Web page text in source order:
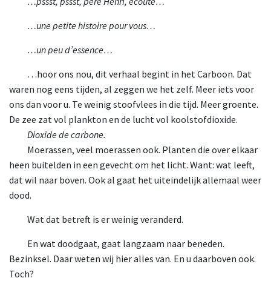
…une petite histoire pour vous…
…un peu d’essence…
…hoor ons nou, dit verhaal begint in het Carboon. Dat
waren nog eens tijden, al zeggen we het zelf. Meer iets voor
ons dan voor u. Te weinig stoofvlees in die tijd. Meer groente.
De zee zat vol plankton en de lucht vol koolstofdioxide.
Dioxide de carbone.
Moerassen, veel moerassen ook. Planten die over elkaar
heen buitelden in een gevecht om het licht. Want: wat leeft,
dat wil naar boven. Ook al gaat het uiteindelijk allemaal weer
dood.
Wat dat betreft is er weinig veranderd.
En wat doodgaat, gaat langzaam naar beneden.
Bezinksel. Daar weten wij hier alles van. En u daarboven ook.
Toch?